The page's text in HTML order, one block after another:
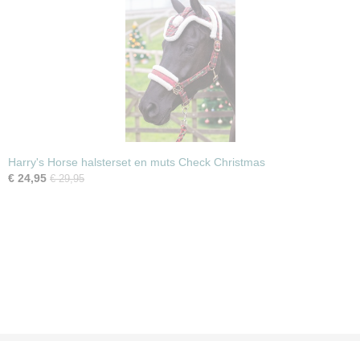
Harry's Horse halsterset en muts Check Christmas
€ 24,95 € 29,95